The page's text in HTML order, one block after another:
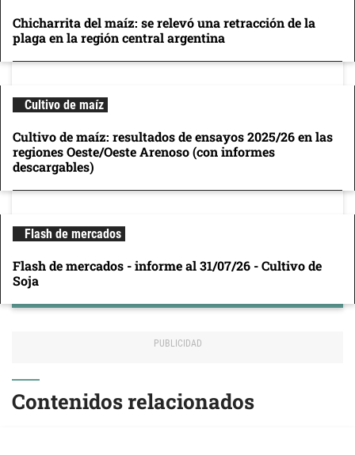
Chicharrita del maíz: se relevó una retracción de la
plaga en la región central argentina
Cultivo de maíz
Cultivo de maíz: resultados de ensayos 2025/26 en las
regiones Oeste/Oeste Arenoso (con informes
descargables)
Flash de mercados
Flash de mercados - informe al 31/07/26 - Cultivo de
Soja
Contenidos relacionados